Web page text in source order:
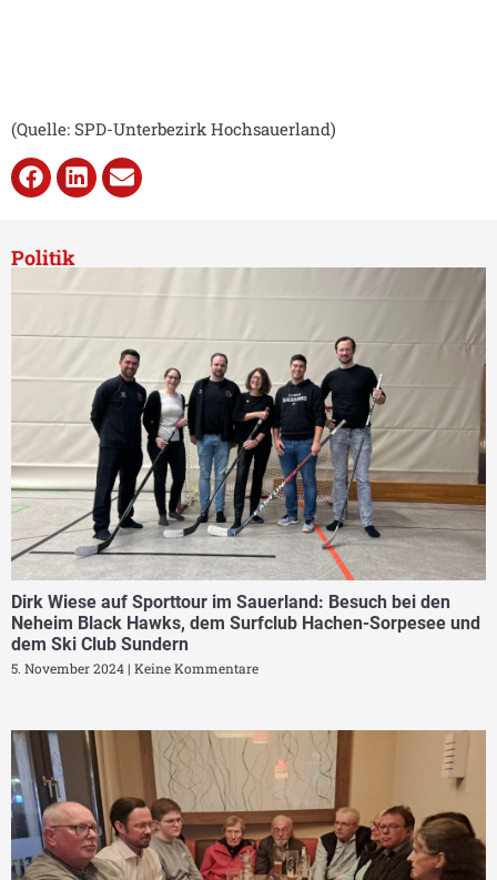
(Quelle: SPD-Unterbezirk Hochsauerland)
Politik
Dirk Wiese auf Sporttour im Sauerland: Besuch bei den
Neheim Black Hawks, dem Surfclub Hachen-Sorpesee und
dem Ski Club Sundern
5. November 2024 Keine Kommentare